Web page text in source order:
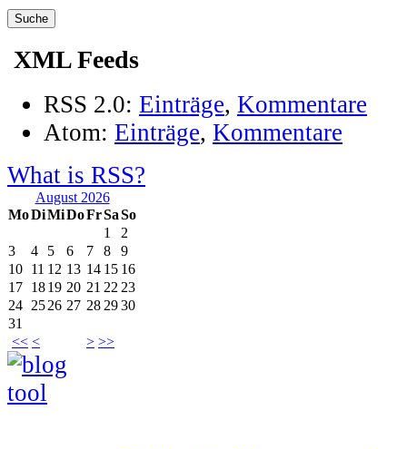
XML Feeds
RSS 2.0: Einträge, Kommentare
Atom: Einträge, Kommentare
What is RSS?
August 2026
MoDiMiDoFrSaSo
<< < > >>
1
2
3
4 5 6 7 8
9
10 11 12 13 14 15 16
17 1819 20 21 22 23
24 2526 27 28 2930
31